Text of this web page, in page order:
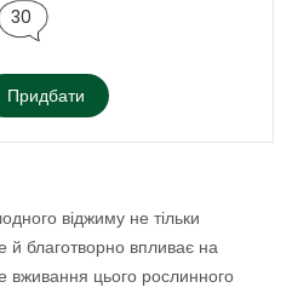
30
Придбати
віджиму не тільки
й благотворно впливає на
вживання цього рослинного